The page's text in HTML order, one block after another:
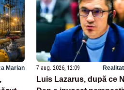
Marian 7 aug. 2026, 12:09
Luis Lazarus, după ce